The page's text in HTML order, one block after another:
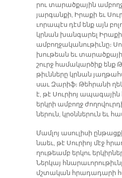
րու տա­րած­քա­յին
յար­գան­քի, Ի­րա­քի եւ
ւո­րա­պէս դէմ ենք այն
կրնան խան­գա­րել Ի­րա­քի
ամ­բող­ջա­կա­նու­թիւ­նը։
խու­թեան եւ
շուրջ հա­մա­կար­ծիք ենք
թիւն­նե­րը կրնան
սաւ Զա­րիֆ։ Թեհ­րա­նի
է, թէ Սու­րիոյ
երկ­րի ամ­բողջ
նե­րուն, կրօն­նե­րուն եւ
Մամ­լոյ ա­սու­լի­սի
նաեւ, թէ Սու­րիոյ մէջ
ղու­թեամբ եր­կու
Ներ­կայ
մշտա­կան հրա­դա­դա­րի